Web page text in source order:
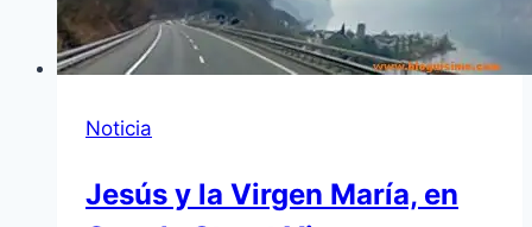
Noticia
Jesús y la Virgen María, en